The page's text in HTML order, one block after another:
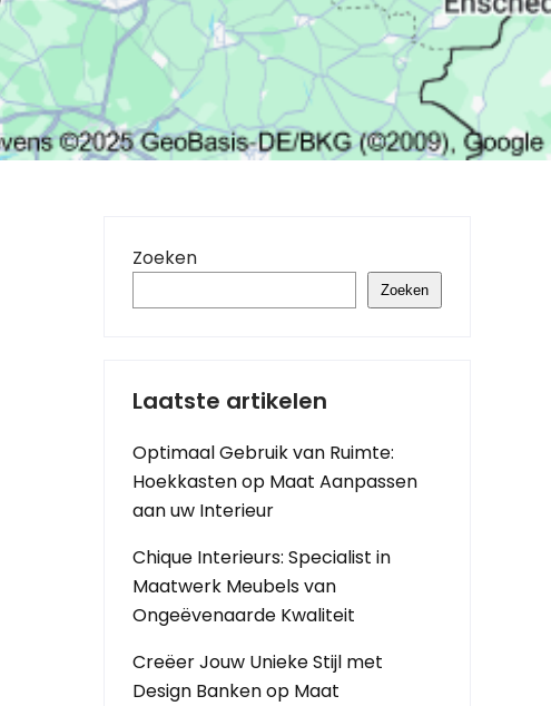
Zoeken
Zoeken
Laatste artikelen
Optimaal Gebruik van Ruimte:
Hoekkasten op Maat Aanpassen
aan uw Interieur
Chique Interieurs: Specialist in
Maatwerk Meubels van
Ongeëvenaarde Kwaliteit
Creëer Jouw Unieke Stijl met
Design Banken op Maat